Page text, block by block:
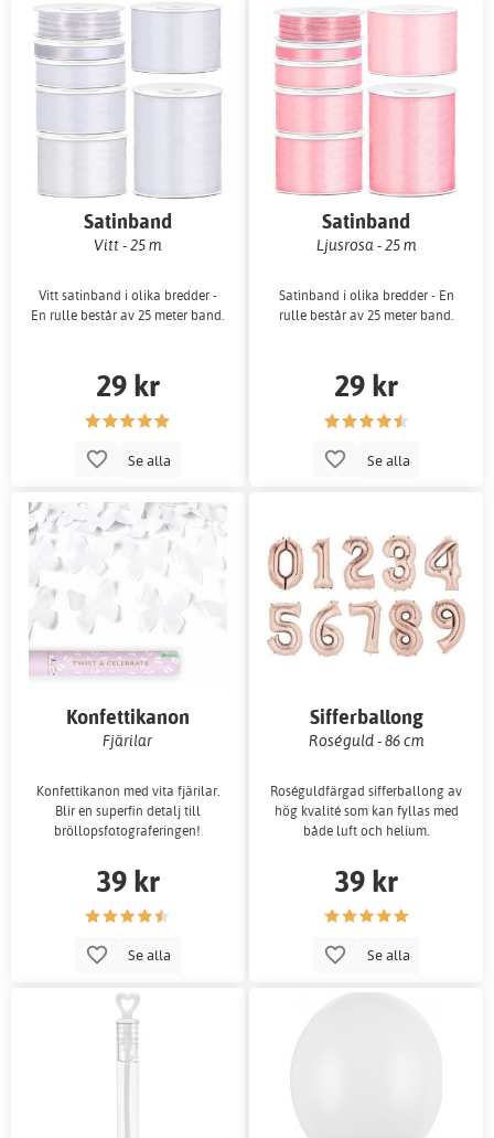
Satinband
Vitt - 25 m
Vitt satinband i olika bredder -
En rulle består av 25 meter band.
29 kr
Se alla
Satinband
Ljusrosa - 25 m
Satinband i olika bredder - En
rulle består av 25 meter band.
29 kr
Se alla
Konfettikanon
Fjärilar
Konfettikanon med vita fjärilar.
Blir en superfin detalj till
bröllopsfotograferingen!
39 kr
Se alla
Sifferballong
Roséguld - 86 cm
Roséguldfärgad sifferballong av
hög kvalité som kan fyllas med
både luft och helium.
39 kr
Se alla